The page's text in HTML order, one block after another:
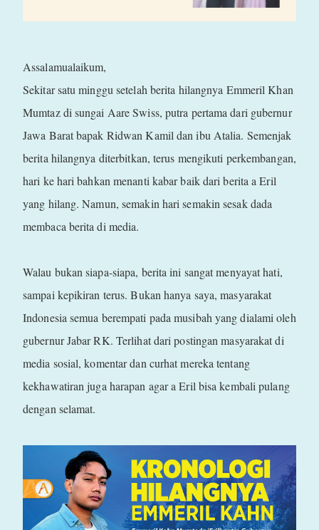
Assalamualaikum,
Sekitar satu minggu setelah berita hilangnya Emmeril Khan
Mumtaz di sungai Aare Swiss, putra pertama dari gubernur
Jawa Barat bapak Ridwan Kamil dan ibu Atalia. Semenjak
berita hilangnya diterbitkan, terus mengikuti perkembangan,
hari ke hari bahkan menanti kabar baik dari berita a Eril
yang hilang. Namun, semakin hari semakin sesak dada
membaca berita di media.
Walau bukan siapa-siapa, berita ini sangat menyayat hati,
sampai kepikiran terus. Bukan hanya saya, masyarakat
Indonesia semua berempati pada musibah yang dialami oleh
gubernur Jabar RK. Terlihat dari postingan masyarakat di
media sosial, komentar dan curhat mereka tentang
kekhawatiran juga harapan agar a Eril bisa kembali pulang
dengan selamat.